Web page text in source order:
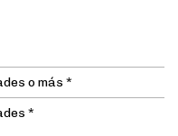
o más *
*